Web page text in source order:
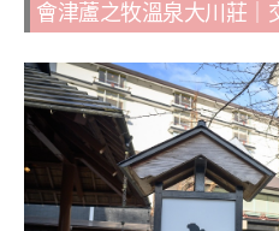
會津蘆之牧溫泉大川莊｜